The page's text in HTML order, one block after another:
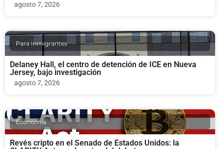
agosto 7, 2026
Para Inmigrantes
Delaney Hall, el centro de detención de ICE en Nueva
Jersey, bajo investigación
agosto 7, 2026
Economia
Revés cripto en el Senado de Estados Unidos: la